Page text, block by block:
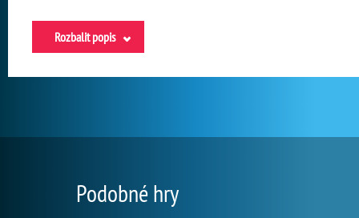
Rozbalit popis
Podobné hry